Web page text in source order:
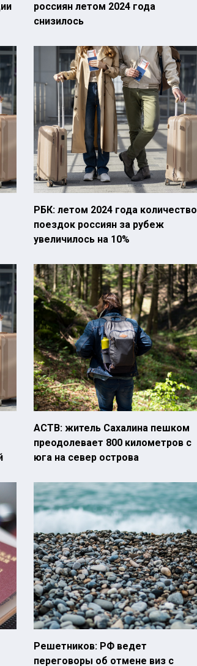
россиян летом 2024 года
снизилось
РБК: летом 2024 года количество
поездок россиян за рубеж
увеличилось на 10%
АСТВ: житель Сахалина пешком
преодолевает 800 километров с
юга на север острова
Решетников: РФ ведет
переговоры об отмене виз с